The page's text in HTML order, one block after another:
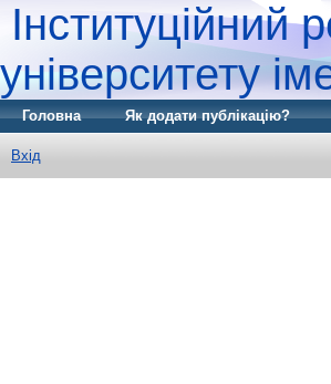
Інституційний
університету
Головна Як додати публікацію?
Вхід